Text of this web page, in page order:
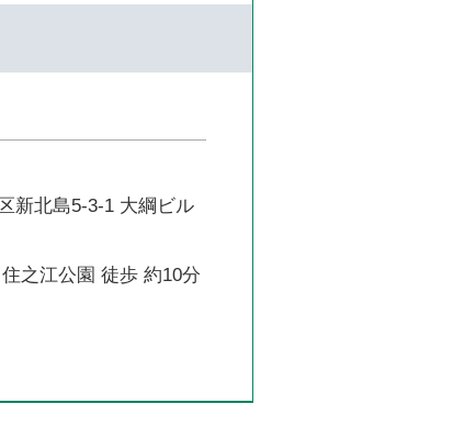
新北島5-3-1 大綱ビル
之江公園 徒歩 約10分